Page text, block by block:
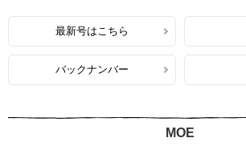
最新号はこちら
バックナンバー
MOE